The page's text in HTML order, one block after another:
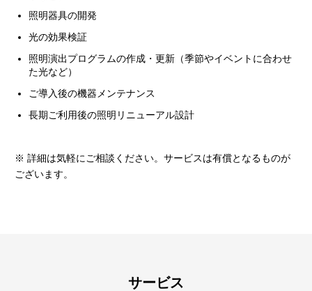
照明器具の開発
光の効果検証
照明演出プログラムの作成・更新（季節やイベントに合わせ
た光など）
ご導入後の機器メンテナンス
長期ご利用後の照明リニューアル設計
※ 詳細は気軽にご相談ください。サービスは有償となるものが
ございます。
サービス